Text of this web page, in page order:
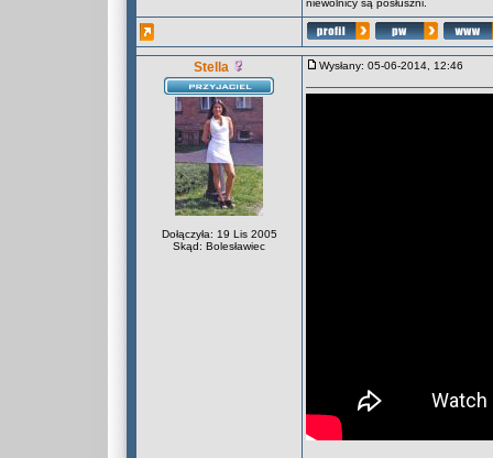
niewolnicy są posłuszni.
Stella
Dołączyła: 19 Lis 2005
Skąd: Bolesławiec
Wysłany: 05-06-2014, 12:46